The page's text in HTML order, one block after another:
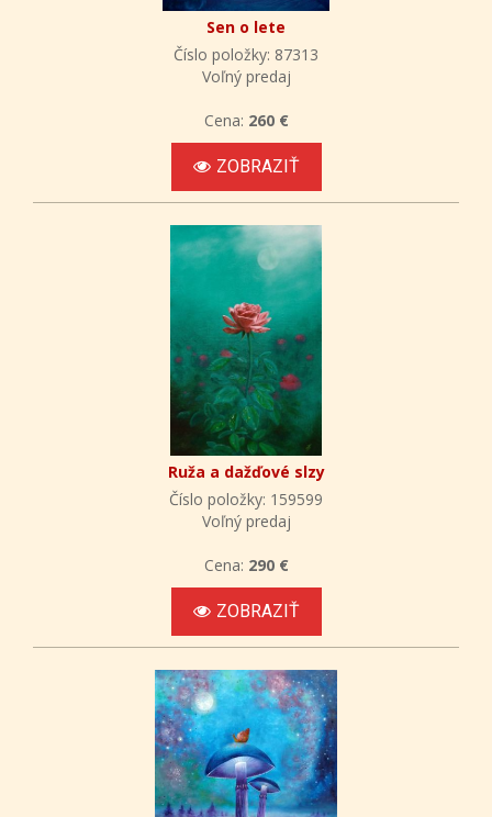
Sen o lete
Číslo položky: 87313
Voľný predaj
Cena: 260 €
ZOBRAZIŤ
Ruža a dažďové slzy
Číslo položky: 159599
Voľný predaj
Cena: 290 €
ZOBRAZIŤ